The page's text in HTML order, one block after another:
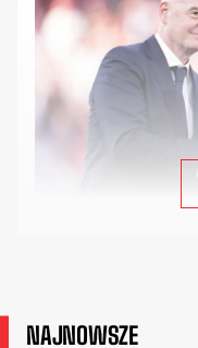
NAJNOWSZE